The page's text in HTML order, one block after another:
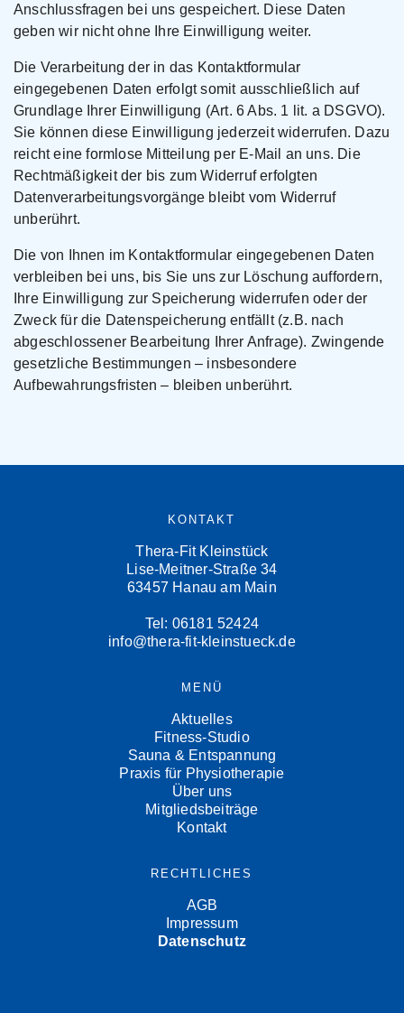
Anschlussfragen bei uns gespeichert. Diese Daten
geben wir nicht ohne Ihre Einwilligung weiter.
Die Verarbeitung der in das Kontaktformular
eingegebenen Daten erfolgt somit ausschließlich auf
Grundlage Ihrer Einwilligung (Art. 6 Abs. 1 lit. a DSGVO).
Sie können diese Einwilligung jederzeit widerrufen. Dazu
reicht eine formlose Mitteilung per E-Mail an uns. Die
Rechtmäßigkeit der bis zum Widerruf erfolgten
Datenverarbeitungsvorgänge bleibt vom Widerruf
unberührt.
Die von Ihnen im Kontaktformular eingegebenen Daten
verbleiben bei uns, bis Sie uns zur Löschung auffordern,
Ihre Einwilligung zur Speicherung widerrufen oder der
Zweck für die Datenspeicherung entfällt (z.B. nach
abgeschlossener Bearbeitung Ihrer Anfrage). Zwingende
gesetzliche Bestimmungen – insbesondere
Aufbewahrungsfristen – bleiben unberührt.
KONTAKT
Thera-Fit Kleinstück
Lise-Meitner-Straße 34
63457 Hanau am Main
Tel: 06181 52424
info@thera-fit-kleinstueck.de
MENÜ
Aktuelles
Fitness-Studio
Sauna & Entspannung
Praxis für Physiotherapie
Über uns
Mitgliedsbeiträge
Kontakt
RECHTLICHES
AGB
Impressum
Datenschutz